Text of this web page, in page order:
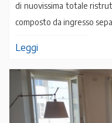
di nuovissima totale
composto da ingresso
Leggi